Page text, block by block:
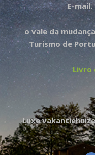
E-
o vale da
Turismo de
Livro
Luxe